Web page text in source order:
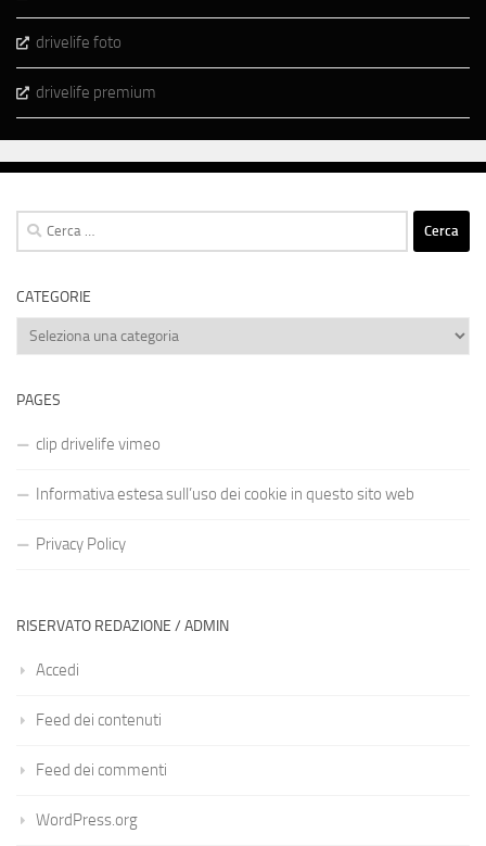
drivelife foto
drivelife premium
Ricerca
per:
CATEGORIE
Categorie
PAGES
clip drivelife vimeo
Informativa estesa sull’uso dei cookie in questo sito web
Privacy Policy
RISERVATO REDAZIONE / ADMIN
Accedi
Feed dei contenuti
Feed dei commenti
WordPress.org